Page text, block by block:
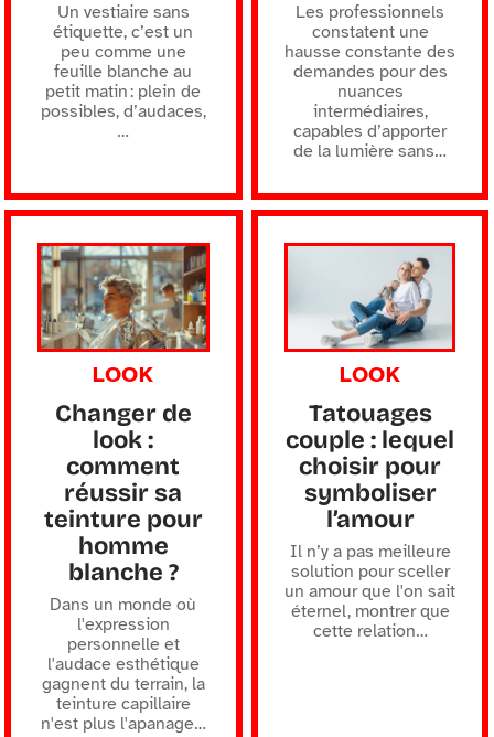
Un vestiaire sans
étiquette, c’est un
peu comme une
feuille blanche au
petit matin : plein de
possibles, d’audaces,
…
Les professionnels
constatent une
hausse constante des
demandes pour des
nuances
intermédiaires,
capables d’apporter
de la lumière sans…
LOOK
Changer de
look :
comment
réussir sa
teinture pour
homme
blanche ?
Dans un monde où
l'expression
personnelle et
l'audace esthétique
gagnent du terrain, la
teinture capillaire
n'est plus l'apanage…
LOOK
Tatouages
couple : lequel
choisir pour
symboliser
l’amour
Il n’y a pas meilleure
solution pour sceller
un amour que l'on sait
éternel, montrer que
cette relation…